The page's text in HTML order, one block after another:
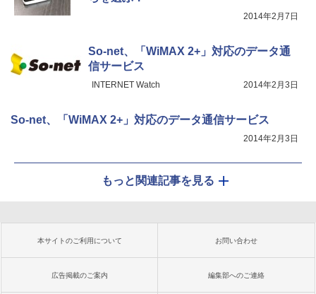
2014年2月7日
So-net、「WiMAX 2+」対応のデータ通
信サービス
INTERNET Watch 2014年2月3日
So-net、「WiMAX 2+」対応のデータ通信サービス
2014年2月3日
もっと関連記事を見る
本サイトのご利用について お問い合わせ
広告掲載のご案内 編集部へのご連絡